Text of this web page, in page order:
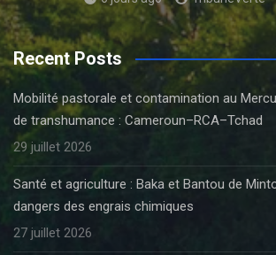
Recent Posts
Mobilité pastorale et contamination au
de transhumance : Cameroun–RCA–Tchad
29 juillet 2026
Santé et agriculture : Baka et Bantou de
dangers des engrais chimiques
27 juillet 2026